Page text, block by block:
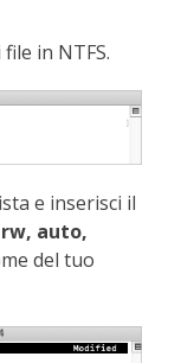
in NTFS.
e inserisci il
rw, auto,
del tuo